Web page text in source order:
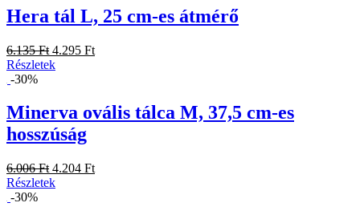
Hera tál L, 25 cm-es átmérő
6.135 Ft 4.295 Ft
Részletek
-30%
Minerva ovális tálca M, 37,5 cm-es
hosszúság
6.006 Ft 4.204 Ft
Részletek
-30%